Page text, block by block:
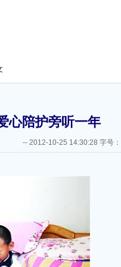
心陪护旁听一年
-- 2012-10-25 14:30:28 字号：